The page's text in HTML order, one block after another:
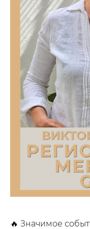
🔥 Значимое